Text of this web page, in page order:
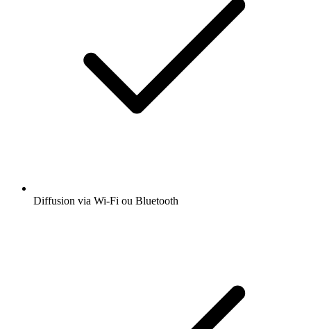
Diffusion via Wi-Fi ou Bluetooth